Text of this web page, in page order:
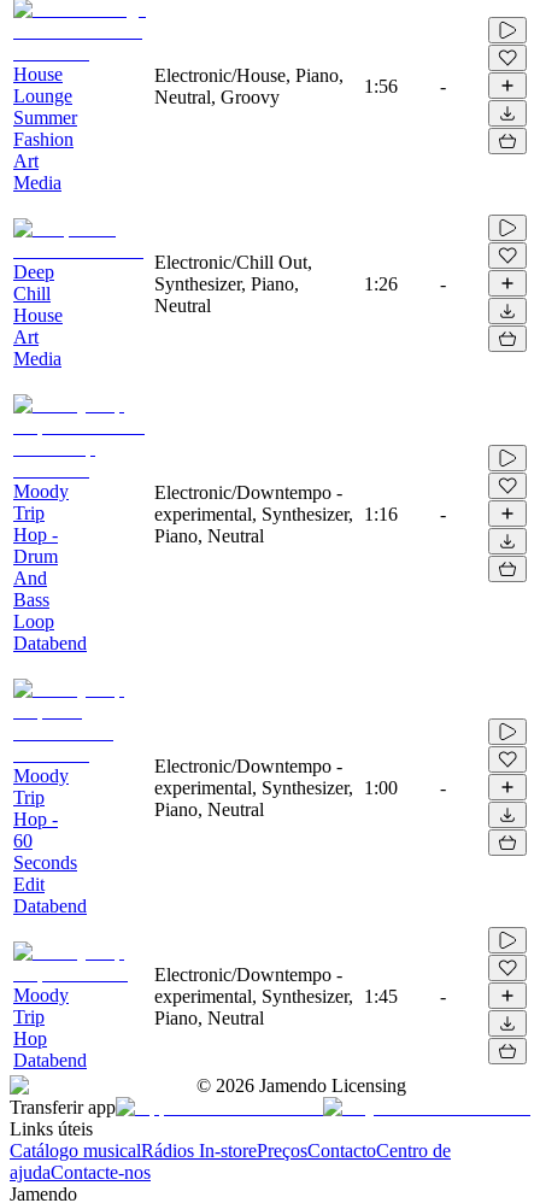
House
Lounge
Summer
Fashion
Art
Media
Electronic/House, Piano,
Neutral, Groovy
1:56 -
Deep
Chill
House
Art
Media
Electronic/Chill Out,
Synthesizer, Piano,
Neutral
1:26 -
Moody
Trip
Hop -
Drum
And
Bass
Loop
Databend
Electronic/Downtempo -
experimental, Synthesizer,
Piano, Neutral
1:16 -
Moody
Trip
Hop -
60
Seconds
Edit
Databend
Electronic/Downtempo -
experimental, Synthesizer,
Piano, Neutral
1:00 -
Moody
Trip
Hop
Databend
Electronic/Downtempo -
experimental, Synthesizer,
Piano, Neutral
1:45 -
© 2026 Jamendo Licensing
Transferir app
Links úteis
Catálogo musicalRádios In-storePreçosContactoCentro de
ajudaContacte-nos
Jamendo